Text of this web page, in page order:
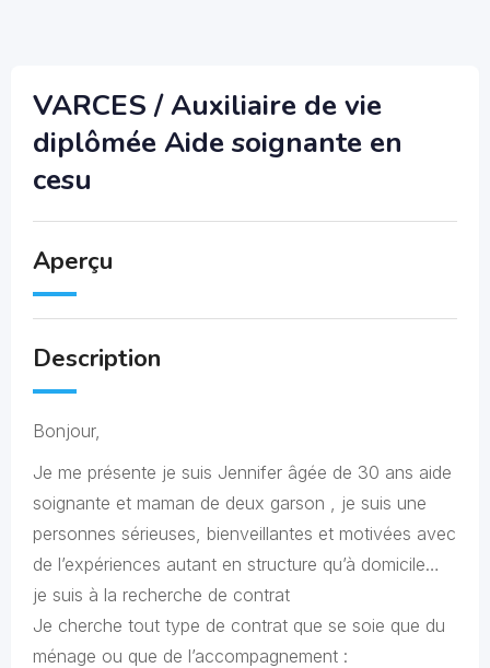
VARCES / Auxiliaire de vie
diplômée Aide soignante en
cesu
Aperçu
Description
Bonjour,
Je me présente je suis Jennifer âgée de 30 ans aide
soignante et maman de deux garson , je suis une
personnes sérieuses, bienveillantes et motivées avec
de l’expériences autant en structure qu’à domicile…
je suis à la recherche de contrat
Je cherche tout type de contrat que se soie que du
ménage ou que de l’accompagnement :